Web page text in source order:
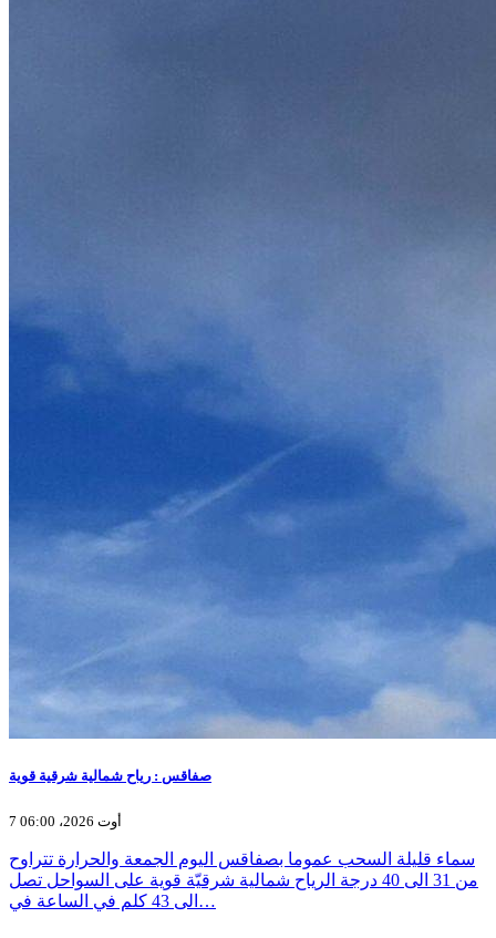
صفاقس : رياح شمالية شرقية قوية
7 أوت 2026، 06:00
سماء قليلة السحب عموما بصفاقس اليوم الجمعة والحرارة تتراوح
من 31 الى 40 درجة الرياح شمالية شرقيّة قوية على السواحل تصل
الى 43 كلم في الساعة في…